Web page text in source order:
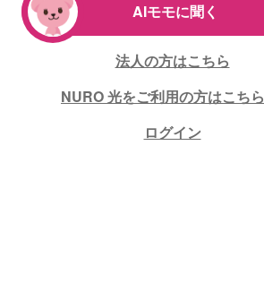
AIモモに聞く
法人の方はこちら
NURO 光をご利用の方はこちら
ログイン